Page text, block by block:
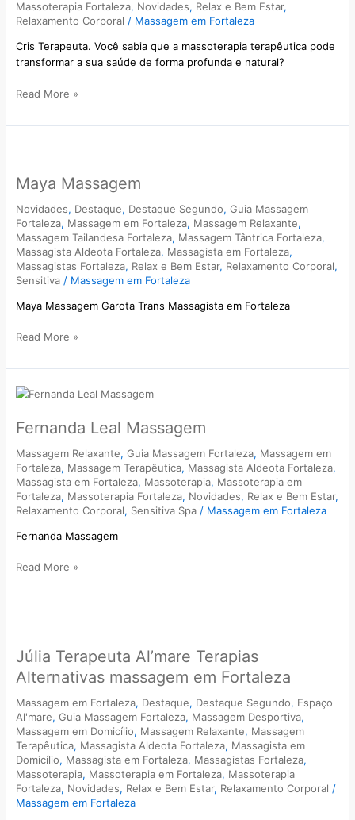
Massoterapia Fortaleza, Novidades, Relax e Bem Estar,
Relaxamento Corporal / Massagem em Fortaleza
Cris Terapeuta. Você sabia que a massoterapia terapêutica pode
transformar a sua saúde de forma profunda e natural?
Read More »
Maya Massagem
Novidades, Destaque, Destaque Segundo,Guia Massagem
Fortaleza, Massagem em Fortaleza, Massagem Relaxante,
Massagem Tailandesa Fortaleza, Massagem Tântrica Fortaleza,
Massagista Aldeota Fortaleza, Massagista em Fortaleza,
Massagistas Fortaleza, Relax e Bem Estar, Relaxamento Corporal,
Sensitiva / Massagem em Fortaleza
Maya Massagem Garota Trans Massagista em Fortaleza
Read More »
Fernanda Leal Massagem
Massagem Relaxante,Guia Massagem Fortaleza, Massagem em
Fortaleza, Massagem Terapêutica, Massagista Aldeota Fortaleza,
Massagista em Fortaleza, Massoterapia, Massoterapia em
Fortaleza, Massoterapia Fortaleza, Novidades, Relax e Bem Estar,
Relaxamento Corporal, Sensitiva Spa / Massagem em Fortaleza
Fernanda Massagem
Fernanda
Massagem
Read More »
Júlia Terapeuta Al’mare Terapias
Alternativas massagem em Fortaleza
Massagem em Fortaleza, Destaque, Destaque Segundo, Espaço
Al'mare,Guia Massagem Fortaleza, Massagem Desportiva,
Massagem em Domicílio, Massagem Relaxante, Massagem
Terapêutica, Massagista Aldeota Fortaleza, Massagista em
Domicílio, Massagista em Fortaleza, Massagistas Fortaleza,
Massoterapia, Massoterapia em Fortaleza, Massoterapia
Fortaleza, Novidades, Relax e Bem Estar, Relaxamento Corporal /
Massagem em Fortaleza
Al’mare
Terapias
Alternativas
massagem
em
Fortaleza